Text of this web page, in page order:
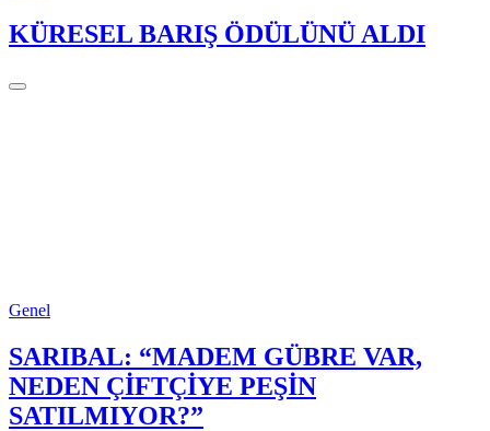
KÜRESEL BARIŞ ÖDÜLÜNÜ ALDI
Genel
SARIBAL: “MADEM GÜBRE VAR,
NEDEN ÇİFTÇİYE PEŞİN
SATILMIYOR?”